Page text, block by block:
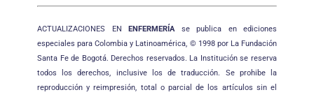
ACTUALIZACIONES EN ENFERMERÍAse publica en ediciones
especiales para Colombia y Latinoamérica, © 1998 por La Fundación
Santa Fe de Bogotá. Derechos reservados. La Institución se reserva
todos los derechos, inclusive los de traducción. Se prohibe la
reproducción y reimpresión, total o parcial de los artículos sin el